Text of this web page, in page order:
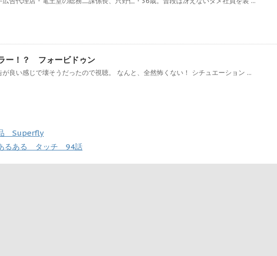
ー！？ フォービドゥン
が良い感じで壊そうだったので視聴。 なんと、全然怖くない！ シチュエーション ...
Superfly
るある タッチ 94話